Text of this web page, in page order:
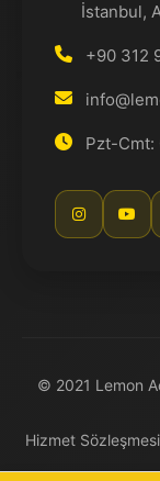
İstanbul,
+90 312
Pzt-Cmt:
© 2021 Lemon
Hizmet Sözleşmesi